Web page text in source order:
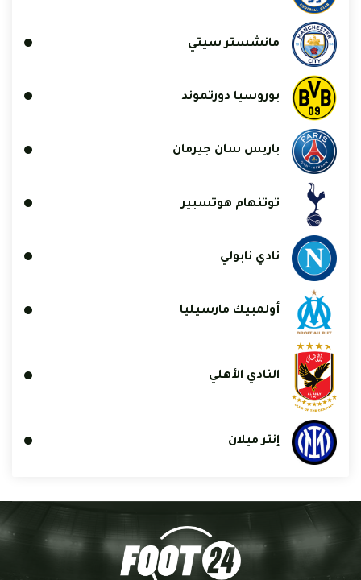
مانشستر سيتي
بوروسيا دورتموند
باريس سان جيرمان
توتنهام هوتسبير
نادي نابولي
أولمبيك مارسيليا
النادي الأهلي
إنتر ميلان